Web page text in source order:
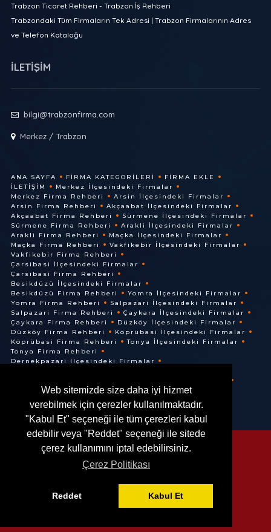
Web sitemizde size daha iyi hizmet
verebilmek için çerezler kullanılmaktadır.
"Kabul Et" seçeneği ile tüm çerezleri kabul
edebilir veya "Reddet" seçeneği ile sitede
çerez kullanımını iptal edebilirsiniz.
Çerez Politikası
Reddet Kabul Et
Trabzon Ticaret Rehberi - Trabzon İş Rehberi
Trabzondaki Tüm Firmaların Tek Adresi | Trabzon Firmalarının Adres
ve Telefon Kataloğu
İLETİŞİM
bilgi@trabzonfirma.com
Merkez / Trabzon
ANA SAYFA FIRMA KATEGORILERI
FIRMA EKLE
İLETIŞIM
Merkez İlçesindeki Firmalar
Merkez Firma Rehberi
Arsin İlçesindeki Firmalar
Arsin Firma Rehberi
Akçaabat İlçesindeki Firmalar
Akçaabat Firma Rehberi
Sürmene İlçesindeki Firmalar
Sürmene Firma Rehberi
Arakli İlçesindeki Firmalar
Arakli Firma Rehberi
Maçka İlçesindeki Firmalar
Maçka Firma Rehberi
Vakfikebir İlçesindeki Firmalar
Vakfikebir Firma Rehberi
Çarsibasi İlçesindeki Firmalar
Çarsibasi Firma Rehberi
Besikdüzü İlçesindeki Firmalar
Besikdüzü Firma Rehberi
Yomra İlçesindeki Firmalar
Yomra Firma Rehberi
Salpazari İlçesindeki Firmalar
Salpazari Firma Rehberi
Çaykara İlçesindeki Firmalar
Çaykara Firma Rehberi
Düzköy İlçesindeki Firmalar
Düzköy Firma Rehberi
Köprübasi İlçesindeki Firmalar
Köprübasi Firma Rehberi
Tonya İlçesindeki Firmalar
Tonya Firma Rehberi
Dernekpazari İlçesindeki Firmalar
Of İlçesindeki Firmalar
Of Firma Rehberi
© @ 2016. Her Hakkı Saklıdır.